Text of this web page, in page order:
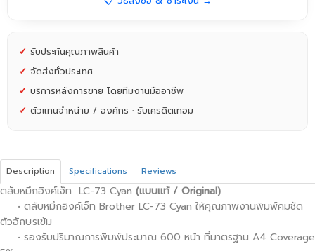
✓ รับประกันคุณภาพสินค้า
✓ จัดส่งทั่วประเทศ
✓ บริการหลังการขาย โดยทีมงานมืออาชีพ
✓ ตัวแทนจำหน่าย / องค์กร · รับเครดิตเทอม
Description Specifications Reviews
ตลับหมึกอิงค์เจ็ท LC-73 Cyan (แบบแท้ / Original)
• ตลับหมึกอิงค์เจ็ท Brother LC-73 Cyan ให้คุณภาพงานพิมพ์คมชัด
ตัวอักษรเข้ม
• รองรับปริมาณการพิมพ์ประมาณ 600 หน้า ที่มาตรฐาน A4 Coverage